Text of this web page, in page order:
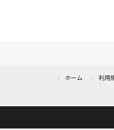
ホーム 利用